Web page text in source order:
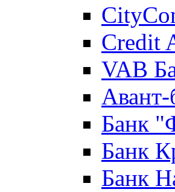
Credit
VAB
Авант-
Банк
Банк
Банк